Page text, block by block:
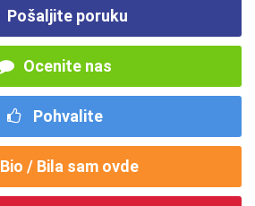
Pošaljite poruku
Ocenite nas
Pohvalite
Bio / Bila sam ovde